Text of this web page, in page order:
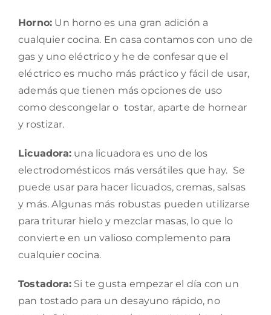
Horno: Un horno es una gran adición a
cualquier cocina. En casa contamos con uno de
gas y uno eléctrico y he de confesar que el
eléctrico es mucho más práctico y fácil de usar,
además que tienen más opciones de uso
como descongelar o tostar, aparte de hornear
y rostizar.
Licuadora: una licuadora es uno de los
electrodomésticos más versátiles que hay. Se
puede usar para hacer licuados, cremas, salsas
y más. Algunas más robustas pueden utilizarse
para triturar hielo y mezclar masas, lo que lo
convierte en un valioso complemento para
cualquier cocina.
Tostadora: Si te gusta empezar el día con un
pan tostado para un desayuno rápido, no